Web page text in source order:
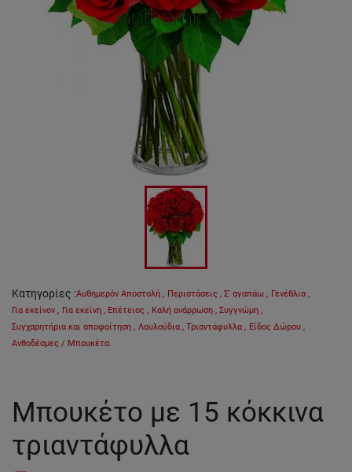
Κατηγορίες :Αυθημερόν Αποστολή , Περιστάσεις , Σ' αγαπάω , Γενέθλια ,
Για εκείνον , Για εκείνη , Επέτειος , Καλή ανάρρωση , Συγγνώμη ,
Συγχαρητήρια και αποφοίτηση , Λουλούδια , Τριαντάφυλλα , Είδος Δώρου ,
Ανθοδέσμες / Μπουκέτα
Μπουκέτο με 15 κόκκινα
τριαντάφυλλα